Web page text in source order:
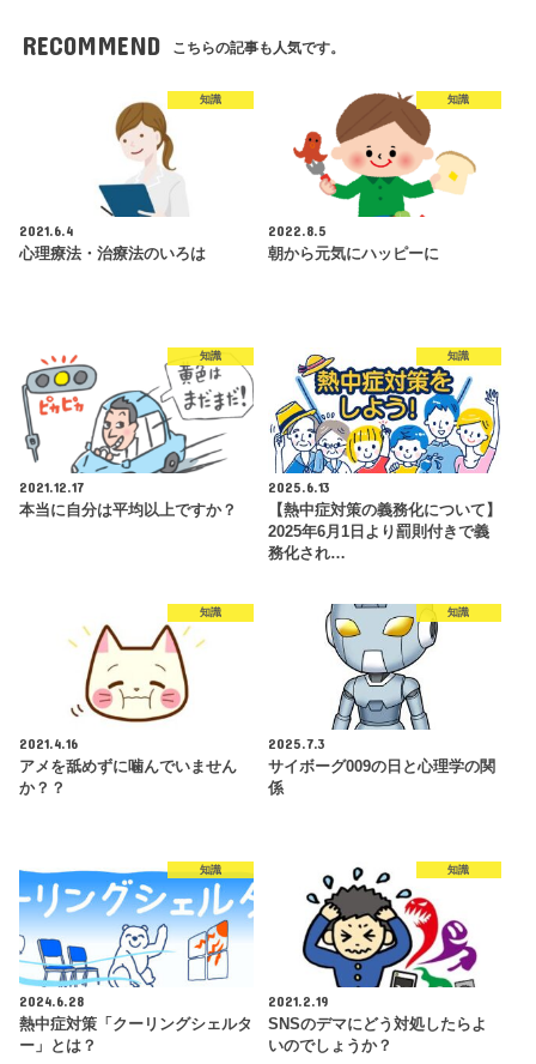
RECOMMEND こちらの記事も人気です。
知識
2021.6.4
心理療法・治療法のいろは
知識
2022.8.5
朝から元気にハッピーに
知識
2021.12.17
本当に自分は平均以上ですか？
知識
2025.6.13
【熱中症対策の義務化について】
2025年6月1日より罰則付きで義
務化され…
知識
2021.4.16
アメを舐めずに噛んでいません
か？？
知識
2025.7.3
サイボーグ009の日と心理学の関
係
知識
2024.6.28
熱中症対策「クーリングシェルタ
ー」とは？
知識
2021.2.19
SNSのデマにどう対処したらよ
いのでしょうか？